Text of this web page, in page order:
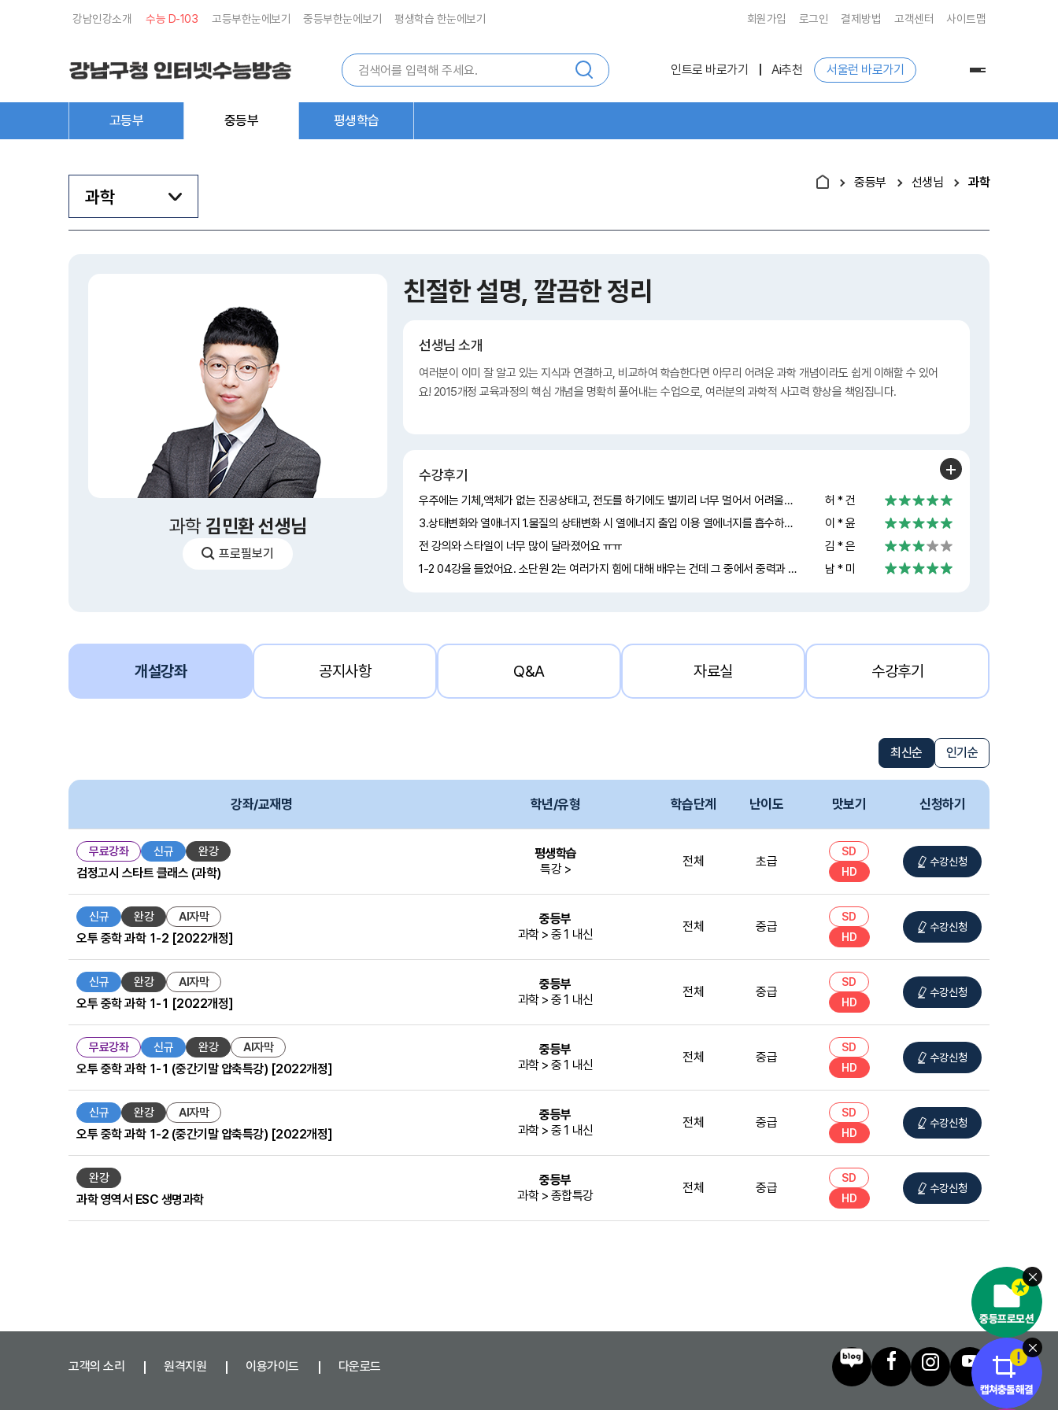
강남인강소개 수능 D-103 고등부한눈에보기 중등부한눈에보기 평생학습 한눈에보기 회원가입 로그인 결제방법 고객센터 사이트맵
통
합
색
인트로 바로가기 Ai추천 서울런 바로가기
전
메
고등부 중등부 평생학습
과학
중등부 선생님 과학
과학 김민환 선생님
김 프로필보기
친절한 설명, 깔끔한 정리
선생님 소개
여러분이 이미 잘 알고 있는 지식과 연결하고, 비교하여 학습한다면 아무리 어려운 과학 개념이라도 쉽게 이해할 수 있어
요! 2015개정 교육과정의 핵심 개념을 명확히 풀어내는 수업으로, 여러분의 과학적 사고력 향상을 책임집니다.
수강후기
우주에는 기체,액체가 없는 진공상태고, 전도를 하기에도 별끼리 너무 멀어서 어려울것 같은데, 열이 어떤 방법으로 이동하나요?
허 * 건
3.상태변화와 열애너지 1.물질의 상태변화 시 열에너지 출입 이용 열에너지를 흡수하는 상태변화: 융해,기화,승화(고-기) 1.융해(융해열흡수) ex)더운날 얼음조각 옆에 있으면 시원해짐 알코올 묻힌 솜으로 손등을 문지르면 시원해짐 2.기화(기화열흡수) ex)여름날 도로에 물을 뿌리면 시원해짐 알코올 묻힌 솜으로 손등을 문지르면 시원해짐 3.승화(고체-기체)(승화열흡수) ex)아이스크림을 포장할때 드라이아이스를 함께 넣어두면 아이스크림이 잘 녹지 않음 열에너지를 방출하는 상태변화:응고,액화,승화(기-고)가 일어날때 열에너지를 방출해서 주변온도가 높아짐 1.응고(응고열 방출) ex)이글루 안에 물 뿌려서 따뜻하게함 사과꽃에 물을 뿌려 냉해를 막음 2.액화(액화열 방출) ex)증기난방으로 실내을 따뜻하게 함 소나기가 내리기 전 날씨가 후텁지근함 3.승화(기-고)(승화열방출) ex)겨울철 눙이 내릴때 날씨가 포근해짐 thank you so much 김민환 teacher!!!
이 * 윤
전 강의와 스타일이 너무 많이 달라졌어요 ㅠㅠ
김 * 은
1-2 04강을 들었어요. 소단원 2는 여러가지 힘에 대해 배우는 건데 그 중에서 중력과 탄성력을 공부했어요. A 중력: 지구,달 등과 같은 천체가 물체를 당기는 힘이다. 무게 | 질량 중력의 크기 | 물질을 고유한 양 단위는 N 뉴턴 | g 그램/ kg 킬로그램 지구와 달의 중력의 크기는 다르다 이것을 계산하는 법은 지구는 질량x9.8= 무게 달은 지구에서 잰 무게에 x1/6을 해주거나 달에서 잰 질량x9.8x1/6 B 탄성력 변형된 물체가 원래 모양으로 되돌아가려는 힘 방향=탄성체에 작용한 힘과 반대로 크기=탄성체에 작용한 힘의 크기와 같으며,탄성체의 변형이 클수록 탄성력의 크기가 크다 선생님 강의 들으면서 이해가 쏙쏙 잘 되고 노트 정리 등을 할 때 더 잘 되고 예시 같은 거 들어주실 때 진짜 바로 내용 생각이 나요. 좋은 강의 감사합니다.
남 * 미
개설강좌 공지사항 Q&A 자료실 수강후기
최신순 인기순
좌
목
-
강
좌/
교
재
명,
학
년/
유
형,
학
습
단
계,
난
이
보
기,
제
강좌/교재명 학년/유형 학습단계 난이도 맛보기 신청하기
무료강좌 신규 완강
검정고시 스타트 클래스 (과학)
평생학습
특강 >
전체 초급
SD
HD
수강신청
신규 완강 AI자막
오투 중학 과학 1-2 [2022개정]
중등부
과학 > 중1 내신
전체 중급
SD
HD
수강신청
신규 완강 AI자막
오투 중학 과학 1-1 [2022개정]
중등부
과학 > 중1 내신
전체 중급
SD
HD
수강신청
무료강좌 신규 완강 AI자막
오투 중학 과학 1-1 (중간기말 압축특강) [2022개정]
중등부
과학 > 중1 내신
전체 중급
SD
HD
수강신청
신규 완강 AI자막
오투 중학 과학 1-2 (중간기말 압축특강) [2022개정]
중등부
과학 > 중1 내신
전체 중급
SD
HD
수강신청
완강
과학 영역서 ESC 생명과학
중등부
과학 > 종합특강
전체 중급
SD
HD
수강신청
고객의 소리 원격지원 이용가이드 다운로드